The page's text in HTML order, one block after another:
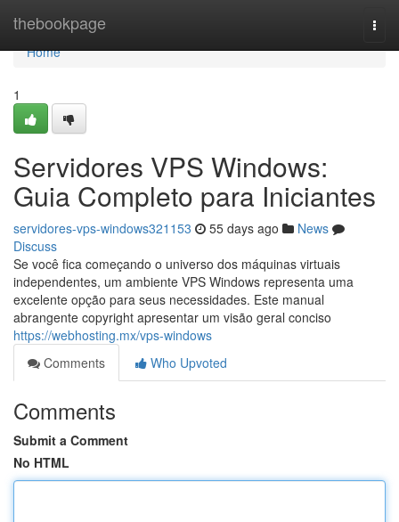
thebookpage
Home
Home
1
Servidores VPS Windows:
Guia Completo para Iniciantes
servidores-vps-windows321153 55 days ago
News
Discuss
Se você fica começando o universo dos máquinas virtuais
independentes, um ambiente VPS Windows representa uma
excelente opção para seus necessidades. Este manual
abrangente copyright apresentar um visão geral conciso
https://webhosting.mx/vps-windows
Comments
Who Upvoted
Comments
Submit a Comment
No HTML